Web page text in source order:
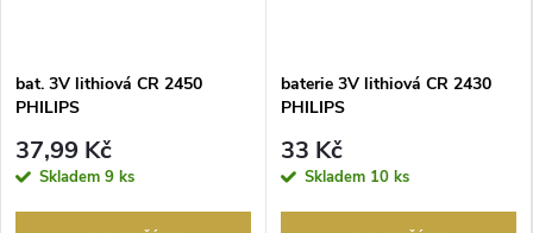
bat. 3V lithiová CR 2450
PHILIPS
37,99 Kč
Skladem 9 ks
baterie 3V lithiová CR 2430
PHILIPS
33 Kč
Skladem 10 ks